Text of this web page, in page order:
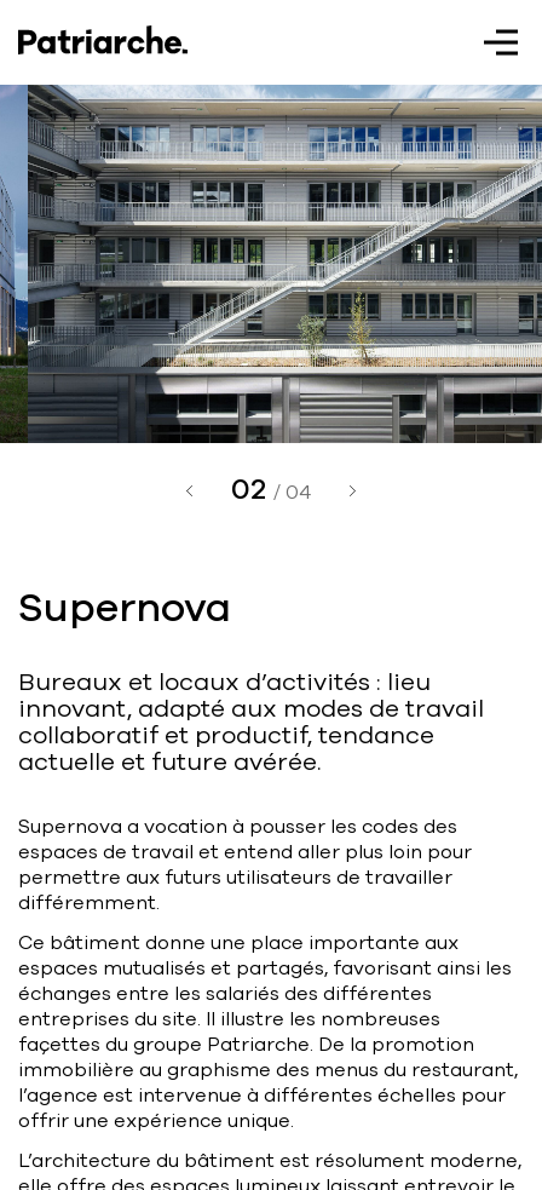
02 / 04
Supernova
Bureaux et locaux d’activités : lieu
innovant, adapté aux modes de travail
collaboratif et productif, tendance
actuelle et future avérée.
Supernova a vocation à pousser les codes des
espaces de travail et entend aller plus loin pour
permettre aux futurs utilisateurs de travailler
différemment.
Ce bâtiment donne une place importante aux
espaces mutualisés et partagés, favorisant ainsi les
échanges entre les salariés des différentes
entreprises du site. Il illustre les nombreuses
façettes du groupe Patriarche. De la promotion
immobilière au graphisme des menus du restaurant,
l’agence est intervenue à différentes échelles pour
offrir une expérience unique.
L’architecture du bâtiment est résolument moderne,
Patriarche.
Augmented
Architecture
Patriarche.
Maître d'ouvrage
Autumn | Patriarche
Contractant général
Myah | Patriarche
Walter | Patriarche
Exploitant, fournisseur de services et